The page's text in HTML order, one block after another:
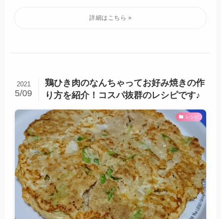
鶏ひき肉のなんちゃってお好み焼きの作
り方を紹介！コスパ抜群のレシピです♪
2021
5/09
レシピ